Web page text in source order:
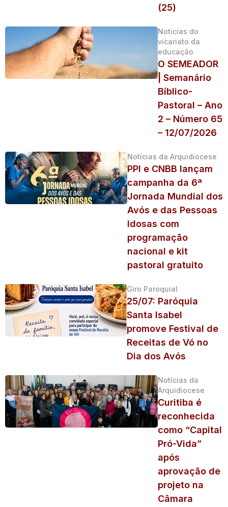
(25)
Noticias do
vicariato da
educação
O SEMEADOR
| Semanário
Bíblico-
Pastoral – Ano
2 – Número 65
– 12/07/2026
Notícias da Arquidiocese
PPI e CNBB lançam
campanha da 6ª
Jornada Mundial dos
Avós e das Pessoas
Idosas com
programação
nacional e kit
pastoral gratuito
Giro Paroquial
25/07: Paróquia
Santa Isabel
promove Festival de
Receitas de Vó no
Dia dos Avós
Notícias da
Arquidiocese
Curitiba é
reconhecida
como “Capital
Pró-Vida”
após
aprovação de
projeto na
Câmara